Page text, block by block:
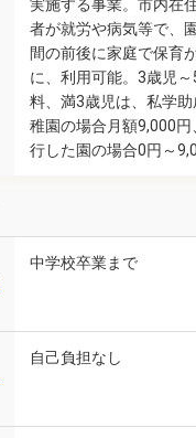
実施する事業。市内在
者が就労や病気等で、
間の前後に家庭で保育
に、利用可能。3歳児
料、満3歳児は、私学
稚園の場合月額9,000円
行した園の場合0円～
中学校卒業まで
自己負担なし